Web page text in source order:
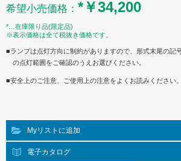
希望小売価格： *￥34,200
*…在庫限り品(限定品)
※表示価格は全て税抜き価格です。
■ランプは点灯方向に制約がありますので、形式末尾の記
の点灯範囲をご確認のうえお選びください。
■安全上のご注意、ご使用上の注意をよくお読みください。
Myリストに追加
電子カタログ